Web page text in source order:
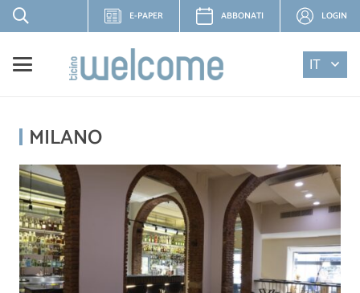
E-PAPER ABBONATI LOGIN
IT
MILANO